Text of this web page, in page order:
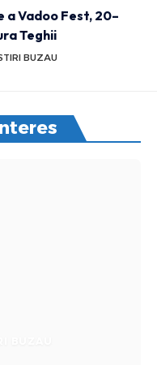
a Vadoo Fest, 20–
Teghii
BUZAU